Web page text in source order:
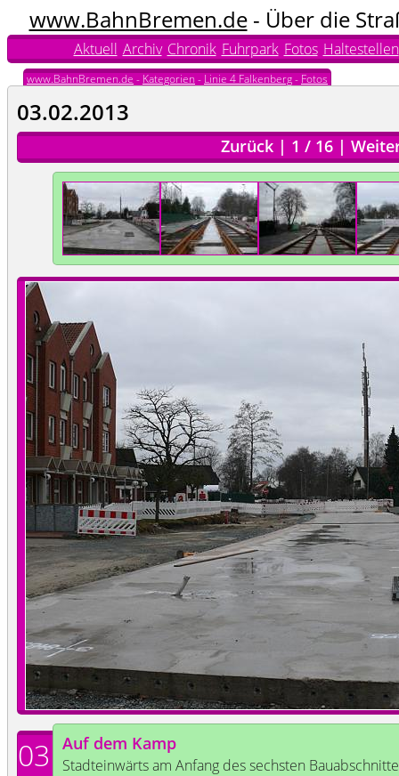
www.BahnBremen.de- Über die
Aktuell Archiv Chronik Fuhrpark Fotos Haltestellen
www.BahnBremen.de - Kategorien - Linie 4 Falkenberg- Fotos
03.02.2013
Zurück | 1 / 16 |
03
Auf dem Kamp
Stadteinwärts am Anfang des sechsten